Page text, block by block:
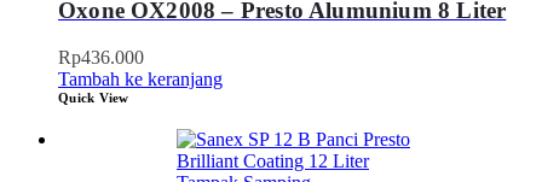
Oxone OX2008 – Presto Alumunium 8 Liter
Rp436.000
Tambah ke keranjang
Quick View